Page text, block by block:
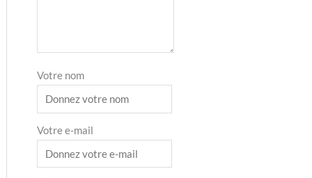
Votre nom
Votre e-mail